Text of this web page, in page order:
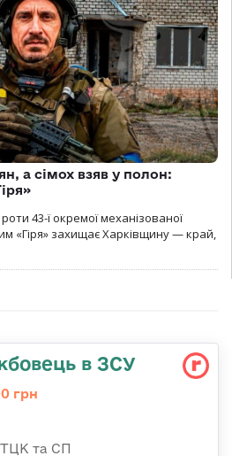
а сімох взяв у полон:
43-ї окремої механізованої
«Гіря» захищає Харківщину — край,
в ЗСУ
грн
та СП